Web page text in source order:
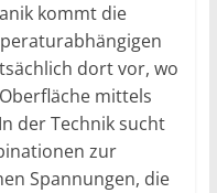
kommt die
dort vor, wo
mittels
der Technik sucht
zur
Spannungen, die